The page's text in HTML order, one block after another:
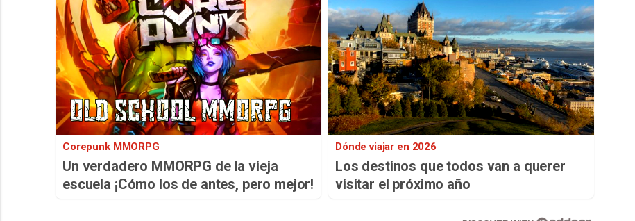
Corepunk MMORPG
Un verdadero MMORPG de la vieja
escuela ¡Cómo los de antes, pero mejor!
Dónde viajar en 2026
Los destinos que todos van a querer
visitar el próximo año